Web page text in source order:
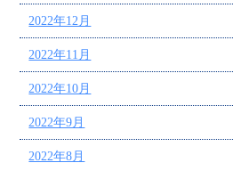
2022年12月
2022年11月
2022年10月
2022年9月
2022年8月